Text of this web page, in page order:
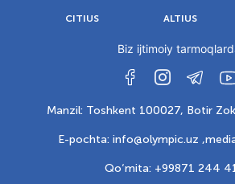
CITIUS ALTIUS
Biz ijtimoiy
Manzil: Toshkent 100027, Botir
E-pochta: info@olympic.uz ,
Qo‘mita: +99871 244